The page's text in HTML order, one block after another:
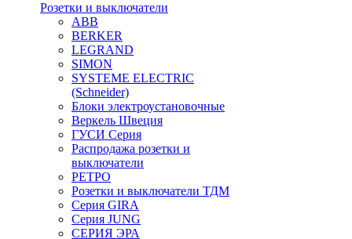
Розетки и выключатели
ABB
BERKER
LEGRAND
SIMON
SYSTEME ELECTRIC
(Schneider)
Блоки электроустановочные
Веркель Швеция
ГУСИ Серия
Распродажа розетки и
выключатели
РЕТРО
Розетки и выключатели ТДМ
Серия GIRA
Серия JUNG
СЕРИЯ ЭРА